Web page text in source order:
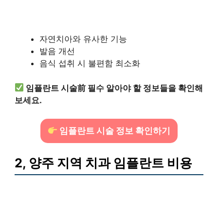
자연치아와 유사한 기능
발음 개선
음식 섭취 시 불편함 최소화
임플란트 시술前 필수 알아야 할 정보들을 확인해
보세요.
임플란트 시술 정보 확인하기
2, 양주 지역 치과 임플란트 비용